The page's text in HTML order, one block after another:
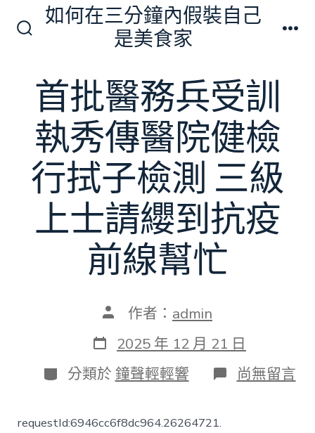
換
如何在三分鐘內假裝自己
是美食家
首批醫務兵受訓
執秀傳醫院健檢
行拭子檢測 三級
上士請纓到抗疫
前線幫忙
文
作
者
作者： admin
發
表
日
期
2025 年 12 月 21 日
分
類
分類於 鐘聲輕輕響 在
〈首
尚無留言
requestId:6946cc6f8dc964.26264721.